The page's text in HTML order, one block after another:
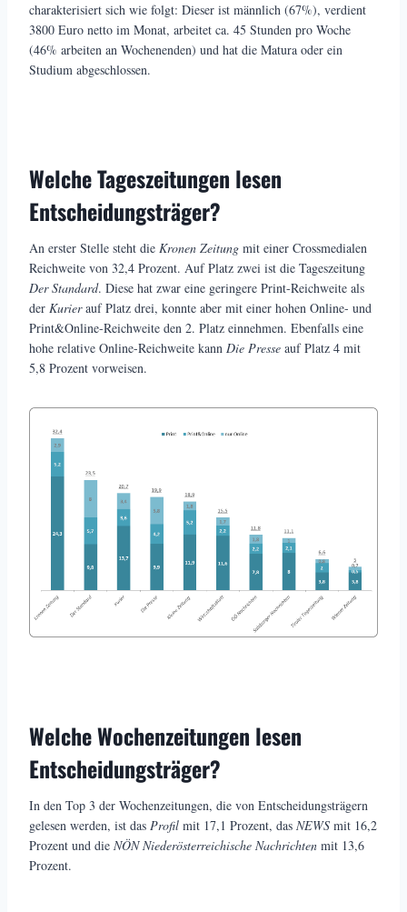
charakterisiert sich wie folgt: Dieser ist männlich (67%), verdient
3800 Euro netto im Monat, arbeitet ca. 45 Stunden pro Woche
(46% arbeiten an Wochenenden) und hat die Matura oder ein
Studium abgeschlossen.
Welche Tageszeitungen lesen
Entscheidungsträger?
An erster Stelle steht die Kronen Zeitung mit einer Crossmedialen
Reichweite von 32,4 Prozent. Auf Platz zwei ist die Tageszeitung
Der Standard. Diese hat zwar eine geringere Print-Reichweite als
der Kurierauf Platz drei, konnte aber mit einer hohen Online- und
Print&Online-Reichweite den 2. Platz einnehmen. Ebenfalls eine
hohe relative Online-Reichweite kann Die Presse auf Platz 4 mit
5,8 Prozent vorweisen.
Welche Wochenzeitungen lesen
Entscheidungsträger?
In den Top 3 der Wochenzeitungen, die von Entscheidungsträgern
gelesen werden, ist das Profil mit 17,1 Prozent, das NEWS mit 16,2
Prozent und die NÖN Niederösterreichische Nachrichten mit 13,6
Prozent.